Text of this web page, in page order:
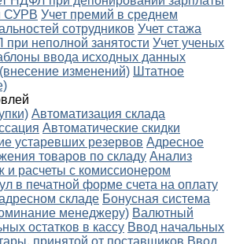
СУРВ Учет премий в среднем
сотрудников Учет стажа
неполной занятости Учет ученых
ввода исходных данных
изменений) Штатное
Автоматизация склада
Автоматические скидки
устаревших резервов Адресное
товаров по складу Анализ
и расчеты с комиссионером
в печатной форме счета на оплату
складе Бонусная система
менеджеру) Валютный
остатков в кассу Ввод начальных
принятой от поставщиков Ввод